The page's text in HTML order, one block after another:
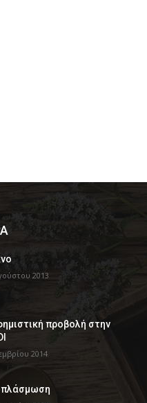
2013
προβολή στην
2014